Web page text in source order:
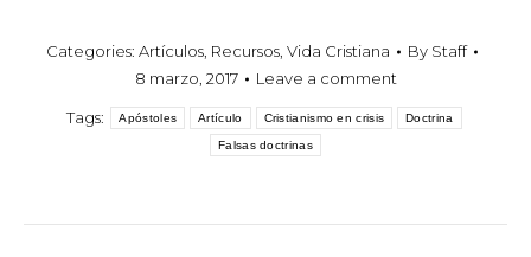
Categories: Artículos Recursos Vida Cristiana By Staff
8 marzo, 2017
Leave a comment
Tags: Apóstoles Artículo Cristianismo en crisis Doctrina
Falsas doctrinas